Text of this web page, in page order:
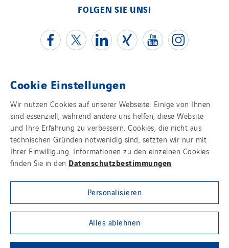
FOLGEN SIE UNS!
Kontakt
Impressum
Datenschutz
Cookies
Sitemap
Group websites
Cookie Einstellungen
Wir nutzen Cookies auf unserer Webseite. Einige von Ihnen
sind essenziell, während andere uns helfen, diese Website
und Ihre Erfahrung zu verbessern. Cookies, die nicht aus
technischen Gründen notwenidig sind, setzten wir nur mit
Ihrer Einwilligung. Informationen zu den einzelnen Cookies
finden Sie in den Datenschutzbestimmungen
Personalisieren
Alles ablehnen